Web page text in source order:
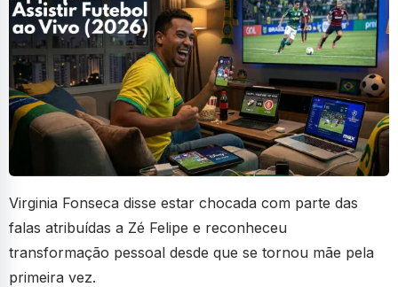
Virginia Fonseca disse estar chocada com parte das
falas atribuídas a Zé Felipe e reconheceu
transformação pessoal desde que se tornou mãe pela
primeira vez.